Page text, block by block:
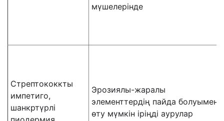
мүшелерінде
Стрептококкты
импетиго,
шанкртүрлі
Эрозиялы-жаралы
элементтердің пайда болуымен
өту мүмкін іріңді аурулар